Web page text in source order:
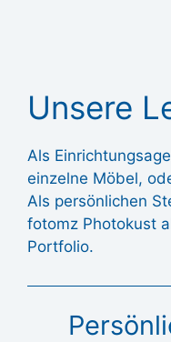
Unsere
Als
einzelne Möbel,
Als persönlichen
fotomz Photokust
Portfolio.